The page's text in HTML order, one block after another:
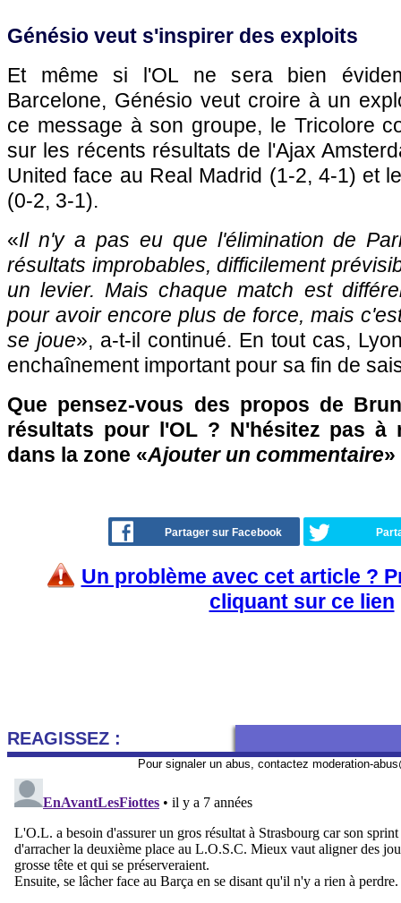
Génésio veut s'inspirer des exploits
Et même si l'OL ne sera bien
Barcelone, Génésio veut croire à un
ce message à son groupe, le Tricolore
sur les récents résultats de l'Ajax
United face au Real Madrid (1-2, 4-1) et
(0-2, 3-1).
«Il n'y a pas eu que l'élimination de
résultats improbables, difficilement
un levier. Mais chaque match est
pour avoir encore plus de force, mais
se joue», a-t-il continué. En tout cas,
enchaînement important pour sa fin de
Que pensez-vous des propos de
résultats pour l'OL ? N'hésitez pas à
dans la zone «Ajouter un commentaire»
Partager sur Facebook
Un problème avec cet article ?
cliquant sur ce lien
REAGISSEZ :
Pour signaler un abus, contactez moderation-